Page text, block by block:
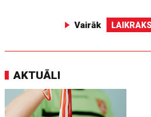
Vairāk
AKTUĀLI